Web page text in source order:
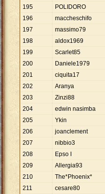
195
POLIDORO
196
maccheschifo
197
massimo79
198
aldox1969
199
Scarlet85
200
Daniele1979
201
ciquita17
202
Aranya
203
Zinzi88
204
edwin nasimba
205
Ykin
206
joanclement
207
nibbio3
208
Epso I
209
Allergia93
210
The*Phoenix*
211
cesare80